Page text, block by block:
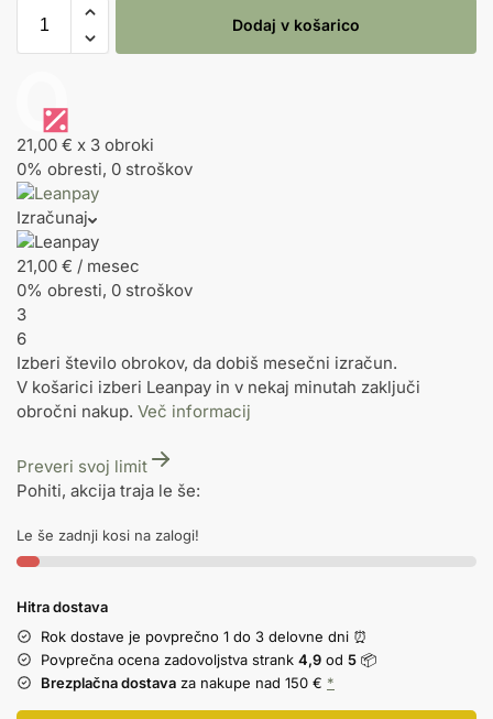
Dodaj v košarico
21,00 € x 3 obroki
0% obresti, 0 stroškov
Izračunaj
21,00 € / mesec
0% obresti, 0 stroškov
3
6
Izberi število obrokov, da dobiš mesečni izračun.
V košarici izberi Leanpay in v nekaj minutah zaključi
obročni nakup. Več informacij
Preveri svoj limit
Pohiti, akcija traja le še:
Le še zadnji kosi na zalogi!
Hitra dostava
Rok dostave je povprečno 1 do 3 delovne dni ⏰
Povprečna ocena zadovoljstva strank 4,9 od 5 📦
Brezplačna dostava za nakupe nad 150 € *